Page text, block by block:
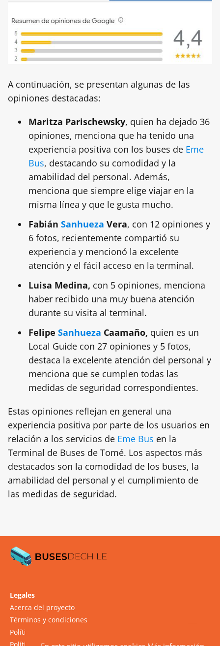
A continuación, se presentan algunas de las
opiniones destacadas:
Maritza Parischewsky, quien ha dejado 36
opiniones, menciona que ha tenido una
experiencia positiva con los buses de Eme
Bus, destacando su comodidad y la
amabilidad del personal. Además,
menciona que siempre elige viajar en la
misma línea y que le gusta mucho.
Fabián Sanhueza Vera, con 12 opiniones y
6 fotos, recientemente compartió su
experiencia y mencionó la excelente
atención y el fácil acceso en la terminal.
Luisa Medina, con 5 opiniones, menciona
haber recibido una muy buena atención
durante su visita al terminal.
Felipe Sanhueza Caamaño, quien es un
Local Guide con 27 opiniones y 5 fotos,
destaca la excelente atención del personal y
menciona que se cumplen todas las
medidas de seguridad correspondientes.
Estas opiniones reflejan en general una
experiencia positiva por parte de los usuarios en
relación a los servicios de Eme Bus en la
Terminal de Buses de Tomé. Los aspectos más
destacados son la comodidad de los buses, la
amabilidad del personal y el cumplimiento de
las medidas de seguridad.
Legales
Acerca del proyecto
Términos y condiciones
Política de cookies